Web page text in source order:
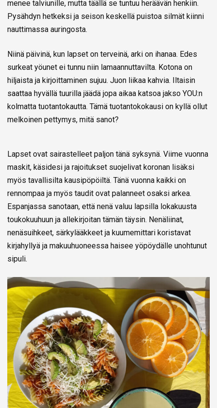
menee talviunille, mutta täällä se tuntuu heräävän henkiin.
Pysähdyn hetkeksi ja seison keskellä puistoa silmät kiinni
nauttimassa auringosta.
Niinä päivinä, kun lapset on terveinä, arki on ihanaa. Edes
surkeat yöunet ei tunnu niin lamaannuttavilta. Kotona on
hiljaista ja kirjoittaminen sujuu. Juon liikaa kahvia. Iltaisin
saattaa hyvällä tuurilla jäädä jopa aikaa katsoa jakso YOU:n
kolmatta tuotantokautta. Tämä tuotantokokausi on kyllä ollut
melkoinen pettymys, mitä sanot?
Lapset ovat sairastelleet paljon tänä syksynä. Viime vuonna
maskit, käsidesi ja rajoitukset suojelivat koronan lisäksi
myös tavallisilta kausipöpöiltä. Tänä vuonna kaikki on
rennompaa ja myös taudit ovat palanneet osaksi arkea.
Espanjassa sanotaan, että nenä valuu lapsilla lokakuusta
toukokuuhuun ja allekirjoitan tämän täysin. Nenäliinat,
nenäsuihkeet, särkylääkkeet ja kuumemittari koristavat
kirjahyllyä ja makuuhuoneessa haisee yöpöydälle unohtunut
sipuli.